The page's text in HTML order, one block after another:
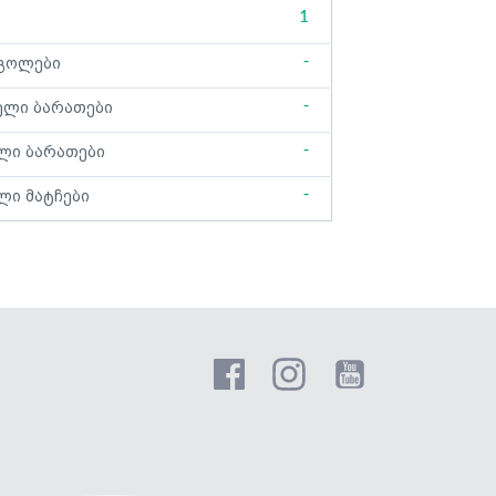
1
-
ბარათები -
ბარათები -
მატჩები -